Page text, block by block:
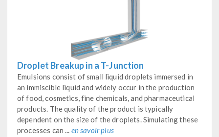
Droplet Breakup in a T-Junction
Emulsions consist of small liquid droplets immersed in
an immiscible liquid and widely occur in the production
of food, cosmetics, fine chemicals, and pharmaceutical
products. The quality of the product is typically
dependent on the size of the droplets. Simulating these
processes can ... en savoir plus